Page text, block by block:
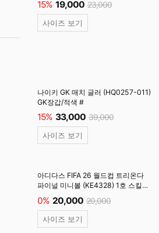
15% 19,000 23,000
사이즈 보기
나이키 GK 매치 글러 (HQ0257-011)
GK장갑/적색 #
15% 33,000 39,000
사이즈 보기
아디다스 FIFA 26 월드컵 트리온다
파이널 미니볼 (KE4328) 1호 스킬볼/
백색 #
0% 20,000 20,000
사이즈 보기